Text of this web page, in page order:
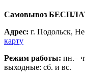
Самовывоз
Адрес: г. Подольск,
карту
Режим работы: пн.–
выходные: сб. и вс.